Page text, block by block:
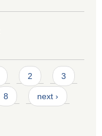
2 3
8 next ›